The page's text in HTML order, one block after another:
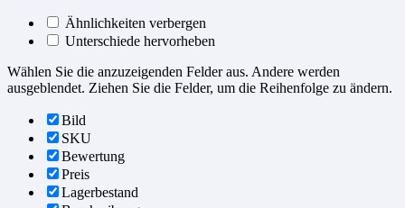
Ähnlichkeiten verbergen
Unterschiede hervorheben
Wählen Sie die anzuzeigenden Felder aus. Andere werden
ausgeblendet. Ziehen Sie die Felder, um die Reihenfolge zu ändern.
Bild
SKU
Bewertung
Preis
Lagerbestand